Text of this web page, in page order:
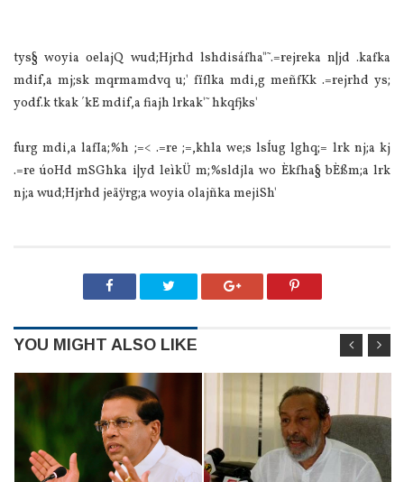
tys§ woyia oelajQ wud;Hjrhd lshdisáfha"˜‍.=rejreka n|jd .kafka
mdif,a mj;sk mqrmamdvq u;' fïflka mdi,g meñfKk .=rejrhd ys;
yodf.k tkak ´kE mdif,a fiajh lrkak'˜‍ hkqfjks'
furg mdi,a lafIa;%h ;=< .=re ;=,khla we;s lsÍug lghq;= lrk nj;a kj
.=re úoHd mSGhka i|yd leìkÜ m;%sldjla wo Èkfha§ bÈßm;a lrk
nj;a wud;Hjrhd jeäÿrg;a woyia olajñka mejiSh'
YOU MIGHT ALSO LIKE